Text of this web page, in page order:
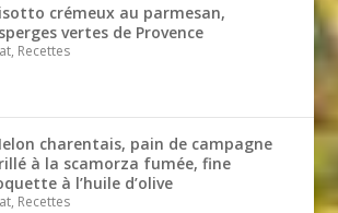
crémeux au parmesan,
vertes de Provence
Recettes
charentais, pain de campagne
à la scamorza fumée, fine
à l’huile d’olive
Recettes